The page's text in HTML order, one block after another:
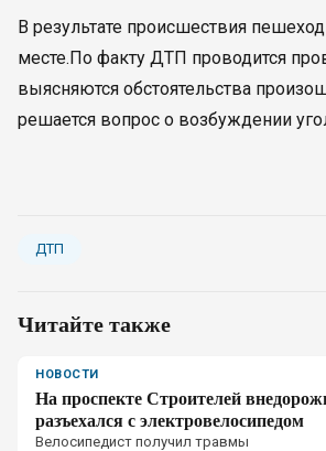
В результате происшествия
месте.По факту ДТП проводится
выясняются обстоятельства
решается вопрос о возбуждении
ДТП
Читайте также
НОВОСТИ
На проспекте Строителей
разъехался с электровелосипедом
Велосипедист получил травмы